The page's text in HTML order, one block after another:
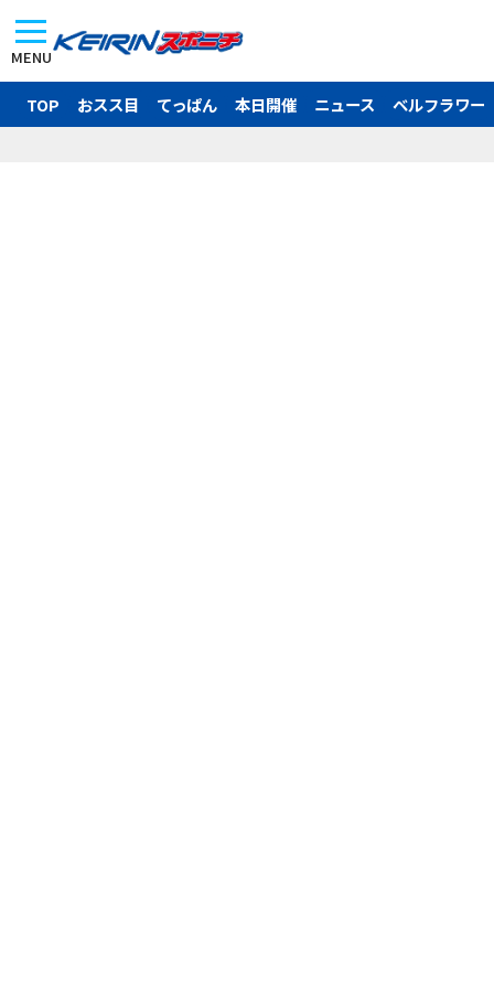
MENU
TOP おスス目 てっぱん 本日開催 ニュース ベルフラワー